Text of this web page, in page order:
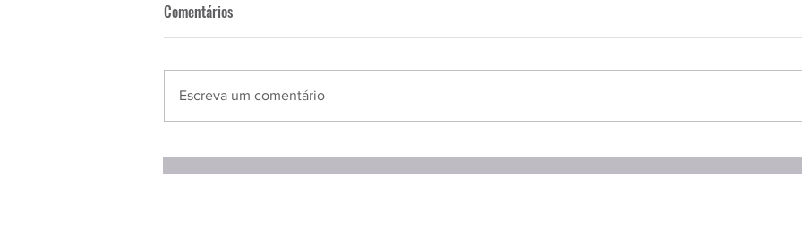
Comentários
Escreva um comentário